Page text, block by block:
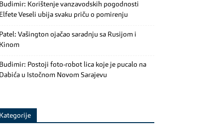
Korištenje vanzavodskih pogodnosti
Veseli ubija svaku priču o pomirenju
Vašington ojačao saradnju sa Rusijom i
Postoji foto-robot lica koje je pucalo na
u Istočnom Novom Sarajevu